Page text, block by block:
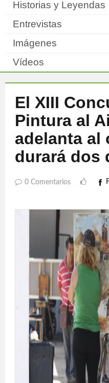
Historias y Leyendas
Entrevistas
Imágenes
Vídeos
El XIII
Pintura al
adelanta al
durará dos
0 Comentarios